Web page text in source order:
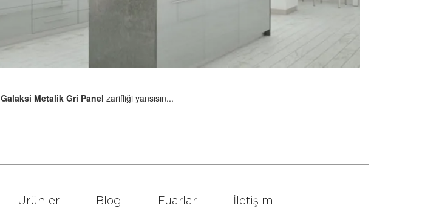
Galaksi Metalik Gri Panel zarifliği yansısın...
Ürünler Blog Fuarlar İletişim